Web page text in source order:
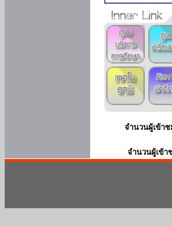
จำนวนผู้เข้าช
จำนวนผู้เข้า